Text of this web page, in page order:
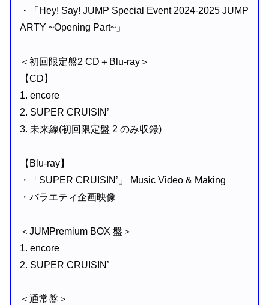
・「Hey! Say! JUMP Special Event 2024-2025 JUMP
ARTY ~Opening Part~」
＜初回限定盤2 CD＋Blu-ray＞
【CD】
1. encore
2. SUPER CRUISIN’
3. 未来線(初回限定盤 2 のみ収録)
【Blu-ray】
・「SUPER CRUISIN’」 Music Video & Making
・バラエティ企画映像
＜JUMPremium BOX 盤＞
1. encore
2. SUPER CRUISIN’
＜通常盤＞